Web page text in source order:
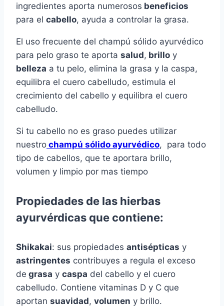
ingredientes aporta numerosos beneficios
para el cabello, ayuda a controlar la grasa.
El uso frecuente del champú sólido ayurvédico
para pelo graso te aporta salud, brillo y
belleza a tu pelo, elimina la grasa y la caspa,
equilibra el cuero cabelludo, estimula el
crecimiento del cabello y equilibra el cuero
cabelludo.
Si tu cabello no es graso puedes utilizar
nuestro champú sólido ayurvédico, para todo
tipo de cabellos, que te aportara brillo,
volumen y limpio por mas tiempo
Propiedades de las hierbas
ayurvérdicas que contiene:
Shikakai: sus propiedades antisépticas y
astringentes contribuyes a regula el exceso
de grasa y caspa del cabello y el cuero
cabelludo. Contiene vitaminas D y C que
aportan suavidad, volumen y brillo.